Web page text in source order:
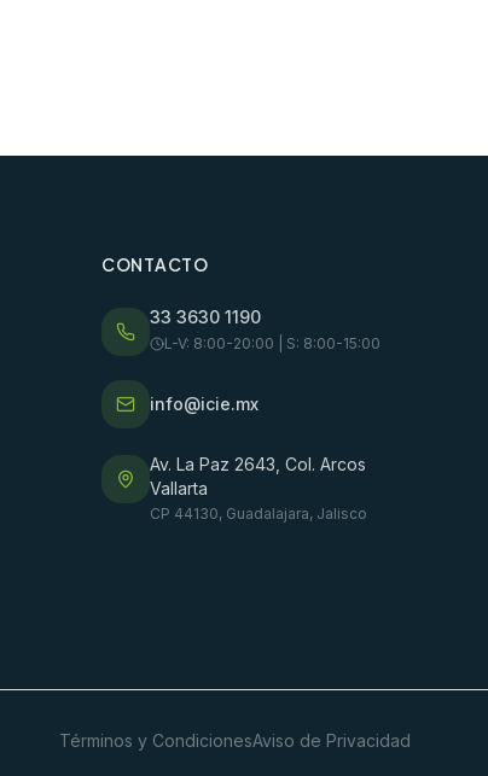
CONTACTO
33 3630 1190
L-V: 8:00-20:00 | S: 8:00-15:00
info@icie.mx
Av. La Paz 2643, Col. Arcos
Vallarta
CP 44130, Guadalajara, Jalisco
Términos y CondicionesAviso de Privacidad